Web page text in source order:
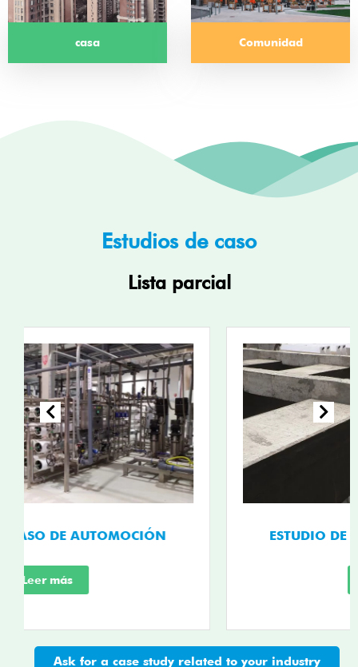
casa Comunidad
Estudios de caso
Lista parcial
ESTUDIO DE CASO DE PULPA Y PAPEL
Ask for a case study related to your industry